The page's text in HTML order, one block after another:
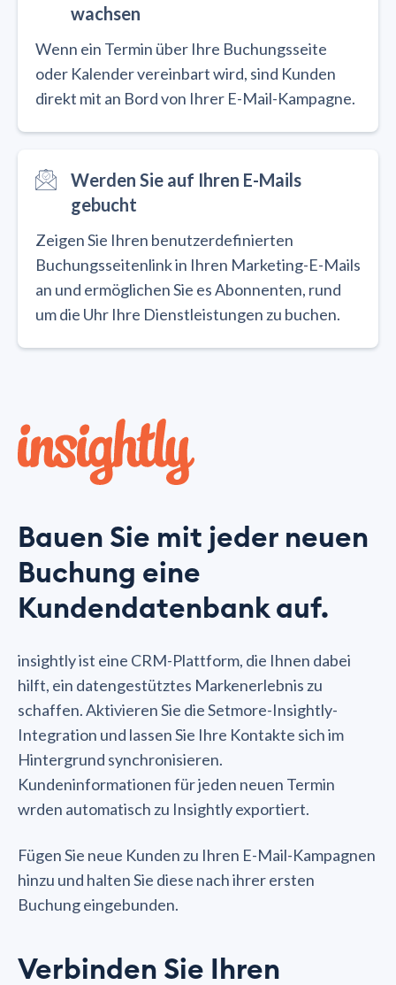
wachsen
Wenn ein Termin über Ihre Buchungsseite
oder Kalender vereinbart wird, sind Kunden
direkt mit an Bord von Ihrer E-Mail-Kampagne.
Werden Sie auf Ihren E-Mails
gebucht
Zeigen Sie Ihren benutzerdefinierten
Buchungsseitenlink in Ihren Marketing-E-Mails
an und ermöglichen Sie es Abonnenten, rund
um die Uhr Ihre Dienstleistungen zu buchen.
Bauen Sie mit jeder neuen
Buchung eine
Kundendatenbank auf.
insightly ist eine CRM-Plattform, die Ihnen dabei
hilft, ein datengestütztes Markenerlebnis zu
schaffen. Aktivieren Sie die Setmore-Insightly-
Integration und lassen Sie Ihre Kontakte sich im
Hintergrund synchronisieren.
Kundeninformationen für jeden neuen Termin
wrden automatisch zu Insightly exportiert.
Fügen Sie neue Kunden zu Ihren E-Mail-Kampagnen
hinzu und halten Sie diese nach ihrer ersten
Buchung eingebunden.
Verbinden Sie Ihren